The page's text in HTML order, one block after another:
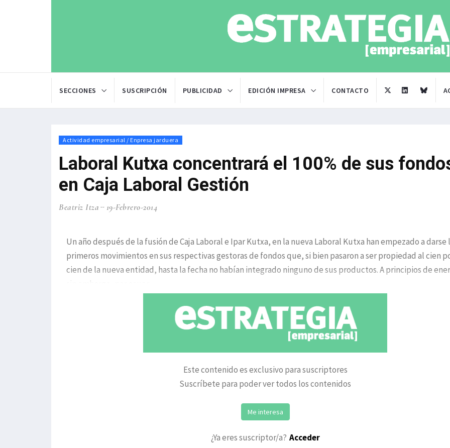
SECCIONES SUSCRIPCIÓN PUBLICIDAD EDICIÓN IMPRESA CONTACTO
Actividad empresarial / Enpresa jarduera
Laboral Kutxa concentrará el 100% de sus
en Caja Laboral Gestión
Beatriz Itza 19-Febrero-2014
Un año después de la fusión de Caja Laboral e Ipar Kutxa, en la nueva Laboral Kutxa han empezado a darse
primeros movimientos en sus respectivas gestoras de fondos que, si bien pasaron a ser propiedad al cien
cien de la nueva entidad, hasta la fecha no habían integrado ninguno de sus productos. A principios de
sin embargo, por acuer
Este contenido es exclusivo para suscriptores
Suscríbete para poder ver todos los contenidos
Me interesa
¿Ya eres suscriptor/a? Acceder